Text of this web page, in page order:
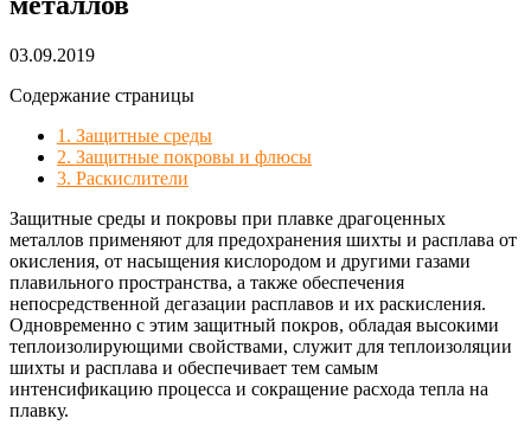
03.09.2019
Содержание страницы
1. Защитные среды
2. Защитные покровы и флюсы
3. Раскислители
Защитные среды и покровы при плавке драгоценных
металлов применяют для предохранения шихты и расплава от
окисления, от насыщения кислородом и другими газами
плавильного пространства, а также обеспечения
непосредственной дегазации расплавов и их раскисления.
Одновременно с этим защитный покров, обладая высокими
теплоизолирующими свойствами, служит для теплоизоляции
шихты и расплава и обеспечивает тем самым
интенсификацию процесса и сокращение расхода тепла на
плавку.